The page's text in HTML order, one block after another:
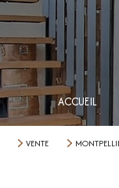
ACCUEIL
VENTE